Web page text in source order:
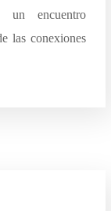
un encuentro
las conexiones